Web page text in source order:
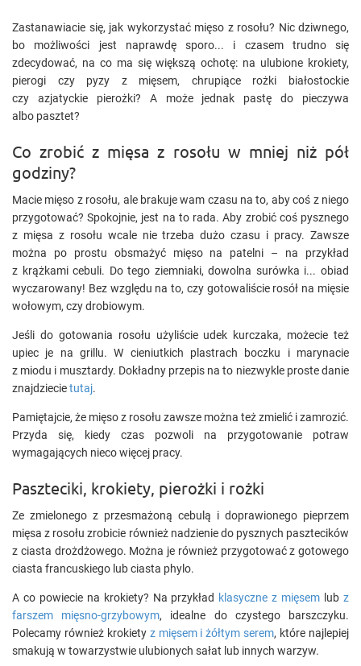
Zastanawiacie się, jak wykorzystać mięso z rosołu? Nic dziwnego,
bo możliwości jest naprawdę sporo... i czasem trudno się
zdecydować, na co ma się większą ochotę: na ulubione krokiety,
pierogi czy pyzy z mięsem, chrupiące rożki białostockie
czy azjatyckie pierożki? A może jednak pastę do pieczywa
albo pasztet?
Co zrobić z mięsa z rosołu w mniej niż pół
godziny?
Macie mięso z rosołu, ale brakuje wam czasu na to, aby coś z niego
przygotować? Spokojnie, jest na to rada. Aby zrobić coś pysznego
z mięsa z rosołu wcale nie trzeba dużo czasu i pracy. Zawsze
można po prostu obsmażyć mięso na patelni – na przykład
z krążkami cebuli. Do tego ziemniaki, dowolna surówka i... obiad
wyczarowany! Bez względu na to, czy gotowaliście rosół na mięsie
wołowym, czy drobiowym.
Jeśli do gotowania rosołu użyliście udek kurczaka, możecie też
upiec je na grillu. W cieniutkich plastrach boczku i marynacie
z miodu i musztardy. Dokładny przepis na to niezwykle proste danie
znajdziecietutaj.
Pamiętajcie, że mięso z rosołu zawsze można też zmielić i zamrozić.
Przyda się, kiedy czas pozwoli na przygotowanie potraw
wymagających nieco więcej pracy.
Paszteciki, krokiety, pierożki i rożki
Ze zmielonego z przesmażoną cebulą i doprawionego pieprzem
mięsa z rosołu zrobicie również nadzienie do pysznych pasztecików
z ciasta drożdżowego. Można je również przygotować z gotowego
ciasta francuskiego lub ciasta phylo.
A co powiecie na krokiety? Na przykład klasyczne z mięsem lubz
farszem mięsno-grzybowym, idealne do czystego barszczyku.
Polecamy również krokiety z mięsem i żółtym serem, które najlepiej
smakują w towarzystwie ulubionych sałat lub innych warzyw.